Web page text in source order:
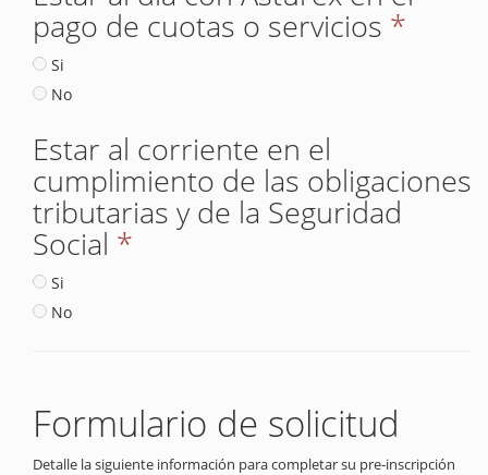
pago de cuotas o servicios *
Si
No
Estar al corriente en el
cumplimiento de las obligaciones
tributarias y de la Seguridad
Social *
Si
No
Formulario de solicitud
Detalle la siguiente información para completar su pre-inscripción